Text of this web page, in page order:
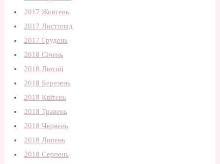
2017 Жовтень
2017 Листопад
2017 Грудень
2018 Січень
2018 Лютий
2018 Березень
2018 Квітень
2018 Травень
2018 Червень
2018 Липень
2018 Серпень